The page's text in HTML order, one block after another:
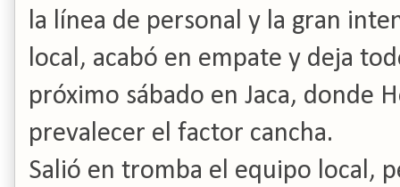
la línea de personal y la gran
local, acabó en empate y deja
próximo sábado en Jaca, donde
prevalecer el factor cancha.
Salió en tromba el equipo local,